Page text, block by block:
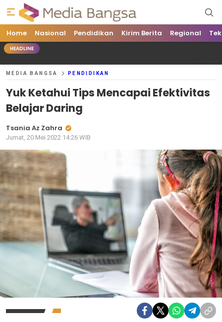
Media Bangsa
Portal Berita Nasional Terpercaya
Home Nasional Pendidikan Kirim Berita Regional
HEADLINE
MEDIA BANGSA PENDIDIKAN
Yuk Ketahui Tips Mencapai Efektivitas
Belajar Daring
Tsania Az Zahra
Jumat, 20 Mei 2022 14:26 WIB